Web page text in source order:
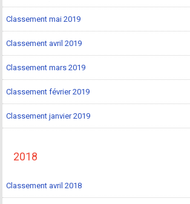
Classement mai 2019
Classement avril 2019
Classement mars 2019
Classement février 2019
Classement janvier 2019
2018
Classement avril 2018